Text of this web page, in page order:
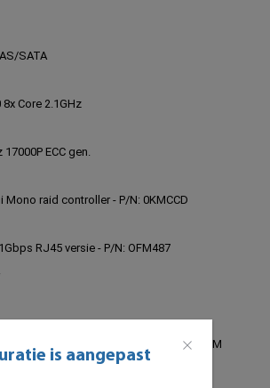
SATA
Core 2.1GHz
17000P ECC gen.
Mono raid controller - P/N: 0KMCCD
RJ45 versie - P/N: OFM487
R840/T440/R7515 750W PSU - KTW3M
is aangepast